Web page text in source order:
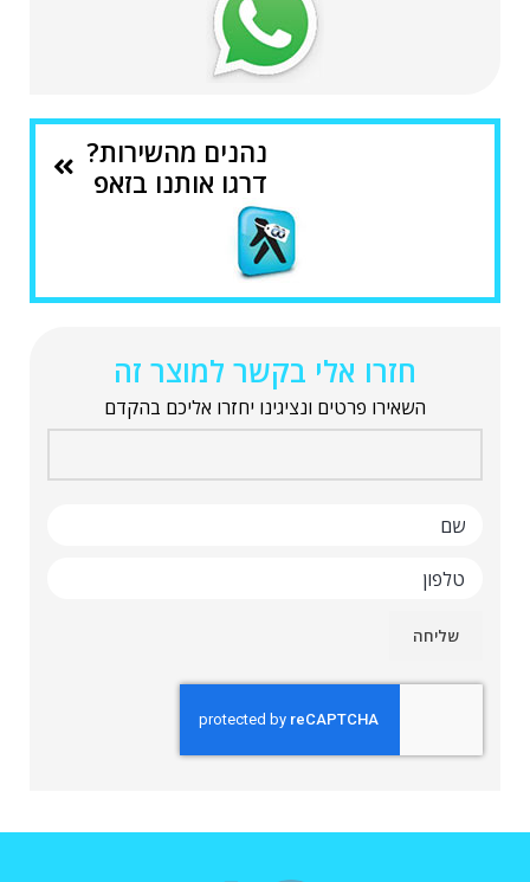
נהנים מהשירות?
דרגו אותנו בזאפ
חזרו אלי בקשר למוצר זה
השאירו פרטים ונציגינו יחזרו אליכם בהקדם